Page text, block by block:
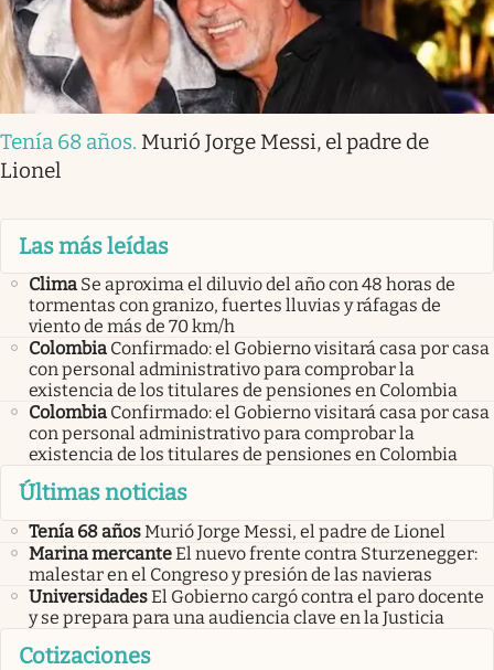
Tenía 68 años. Murió Jorge Messi, el padre de
Lionel
Las más leídas
Clima Se aproxima el diluvio del año con 48 horas de
tormentas con granizo, fuertes lluvias y ráfagas de
viento de más de 70 km/h
Colombia Confirmado: el Gobierno visitará casa por casa
con personal administrativo para comprobar la
existencia de los titulares de pensiones en Colombia
Colombia Confirmado: el Gobierno visitará casa por casa
con personal administrativo para comprobar la
existencia de los titulares de pensiones en Colombia
Últimas noticias
Tenía 68 añosMurió Jorge Messi, el padre de Lionel
Marina mercanteEl nuevo frente contra Sturzenegger:
malestar en el Congreso y presión de las navieras
UniversidadesEl Gobierno cargó contra el paro docente
y se prepara para una audiencia clave en la Justicia
Cotizaciones